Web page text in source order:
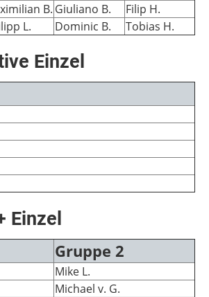
B. Giuliano B.
Filip H.
L.
Dominic B. Tobias H.
Einzel
Einzel
Gruppe 2
Mike L.
Michael v. G.